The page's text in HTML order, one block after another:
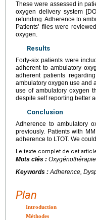
These were assessed in
oxygen delivery system
refunding. Adherence to
Patients’ files were
oxygen.
Results
Forty-six patients were
adherent to ambulatory
adherent patients
ambulatory oxygen use and
use of ambulatory oxygen
despite self reporting better
Conclusion
Adherence to ambulatory
previously. Patients with
adherence to LTOT. We
Le texte complet de cet
Mots clés :
Keywords :Adherence,
Plan
Introduction
Méthodes